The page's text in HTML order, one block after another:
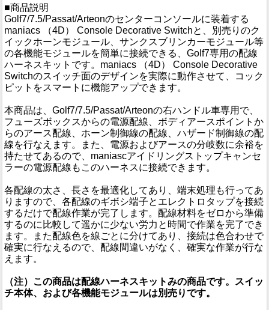
■商品説明
Golf7/7.5/Passat/Arteonのセンターコンソールに装着する
maniacs （4D） Console Decorative Switchと、別売りのク
イックホーンモジュール、サンクスブリンカーモジュール等
の各機能モジュールを簡単に接続できる、Golf7専用の配線
ハーネスキットです。maniacs （4D） Console Decorative
Switchのスイッチ面のデザインを実際に動作させて、コック
ピットをスマートに機能アップできます。
本商品は、Golf7/7.5/Passat/Arteonの右ハンドル車専用で、
フューズボックスからの電源配線、ボディアースポイントか
らのアース配線、ホーン制御線の配線、ハザード制御線の配
線を行なえます。また、電源およびアースの分岐数に余裕を
持たせてあるので、maniascアイドリングストップキャンセ
ラーの電源配線もこのハーネスに接続できます。
各配線の太さ、長さを最適化してあり、端末処理も行ってあ
りますので、各配線のギボシ端子とエレクトロタップを接続
するだけで配線作業が完了します。配線材料をゼロから準備
するのに比較して遥かに少ない労力と時間で作業を完了でき
ます。また配線色を線ごとに分けてあり、接続は色合わせで
確実に行なえるので、配線間違いがなく、確実な作業が行な
えます。
（注）この商品は配線ハーネスキットみの商品です。スイッ
チ本体、および各機能モジュールは別売りです。